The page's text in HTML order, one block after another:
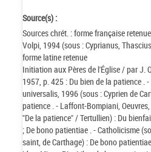
Source(s) :
Sources chrét. : forme française
Volpi, 1994 (sous : Cyprianus,
forme latine retenue
Initiation aux Pères de l'Église / par J.
1957, p. 425 : Du bien de la patience .
universalis, 1996 (sous : Cyprien de
patience . - Laffont-Bompiani,
"De la patience" / Tertullien) : Du
; De bono patientiae . - Catholicisme
saint, de Carthage) : De bono